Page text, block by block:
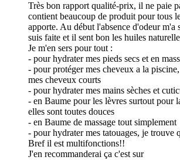
Très bon rapport qualité-prix, il ne paie
contient beaucoup de produit pour tous
apporte. Au début l'absence d'odeur m'a
suis faite et il sent bon les huiles
Je m'en sers pour tout :
- pour hydrater mes pieds secs et en
- pour protéger mes cheveux a la
mes cheveux courts
- pour hydrater mes mains sèches et
- en Baume pour les lèvres surtout pour
elles sont toutes douces
- en Baume de massage tout simplement
- pour hydrater mes tatouages, je trouve
Bref il est multifonctions!!
J'en recommanderai ça c'est sur